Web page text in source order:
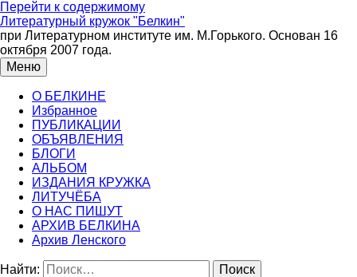
Перейти к содержимому
Литературный кружок "Белкин"
при Литературном институте им. М.Горького. Основан 16
октября 2007 года.
Меню
О БЕЛКИНЕ
Избранное
ПУБЛИКАЦИИ
ОБЪЯВЛЕНИЯ
БЛОГИ
АЛЬБОМ
ИЗДАНИЯ КРУЖКА
ЛИТУЧЁБА
О НАС ПИШУТ
АРХИВ БЕЛКИНА
Архив Ленского
Найти: